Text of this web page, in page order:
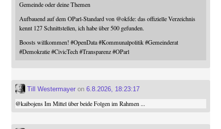
Gemeinde oder deine Themen
Aufbauend auf dem OParl-Standard von @okfde: das offizielle Verzeichnis
kennt 127 Schnittstellen, ich habe über 500 gefunden.
Boosts willkommen! #OpenData #Kommunalpolitik #Gemeinderat
#Demokratie #CivicTech #Transparenz #OParl
Till Westermayeron 6.8.2026, 18:23:17
@kaibojensIm Mittel über beide Folgen im Rahmen ...